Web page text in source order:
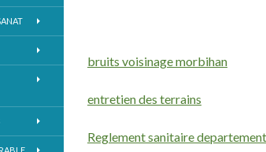
bruits voisinage morbihan
entretien des terrains
Reglement sanitaire